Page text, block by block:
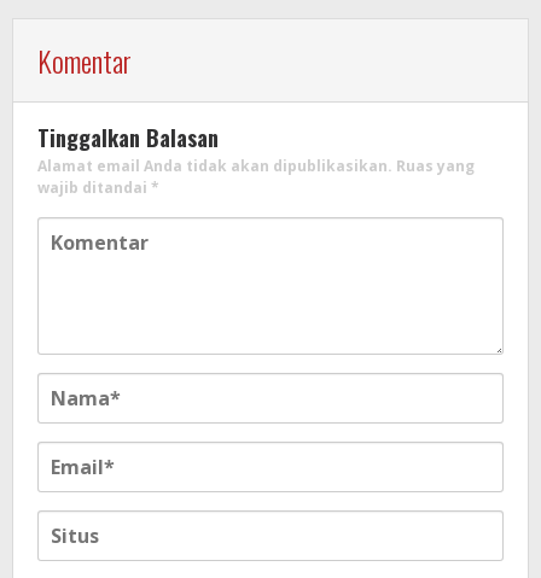
Komentar
Tinggalkan Balasan
Alamat email Anda tidak akan dipublikasikan. Ruas yang
wajib ditandai *